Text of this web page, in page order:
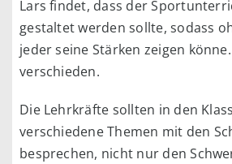
Lars findet, dass der
gestaltet werden sollte, sodass
jeder seine Stärken zeigen
verschieden.
Die Lehrkräfte sollten in den
verschiedene Themen mit den
besprechen, nicht nur den